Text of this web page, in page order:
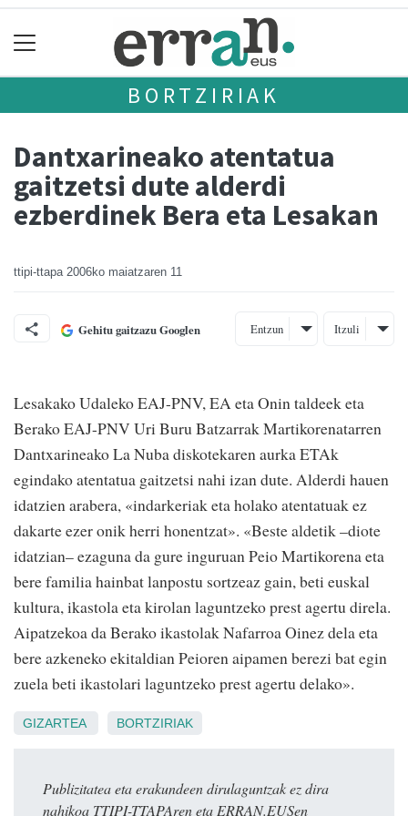
BORTZIRIAK
Dantxarineako atentatua
gaitzetsi dute alderdi
ezberdinek Bera eta Lesakan
ttipi-ttapa 2006ko maiatzaren 11
Gehitu gaitzazu Googlen Entzun Itzuli
Lesakako Udaleko EAJ-PNV, EA eta Onin taldeek eta
Berako EAJ-PNV Uri Buru Batzarrak Martikorenatarren
Dantxarineako La Nuba diskotekaren aurka ETAk
egindako atentatua gaitzetsi nahi izan dute. Alderdi hauen
idatzien arabera, «indarkeriak eta holako atentatuak ez
dakarte ezer onik herri honentzat». «Beste aldetik –diote
idatzian– ezaguna da gure inguruan Peio Martikorena eta
bere familia hainbat lanpostu sortzeaz gain, beti euskal
kultura, ikastola eta kirolan laguntzeko prest agertu direla.
Aipatzekoa da Berako ikastolak Nafarroa Oinez dela eta
bere azkeneko ekitaldian Peioren aipamen berezi bat egin
zuela beti ikastolari laguntzeko prest agertu delako».
GIZARTEA BORTZIRIAK
Publizitatea eta erakundeen dirulaguntzak ez dira
nahikoa TTIPI-TTAPAren eta ERRAN.EUSen